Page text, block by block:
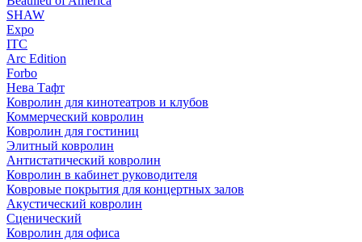
SHAW
Expo
ITC
Arc Edition
Forbo
Нева Тафт
Ковролин для кинотеатров и клубов
Коммерческий ковролин
Ковролин для гостиниц
Элитный ковролин
Антистатический ковролин
Ковролин в кабинет руководителя
Ковровые покрытия для концертных залов
Акустический ковролин
Сценический
Ковролин для офиса